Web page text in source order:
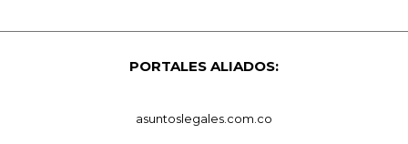
PORTALES ALIADOS:
asuntoslegales.com.co